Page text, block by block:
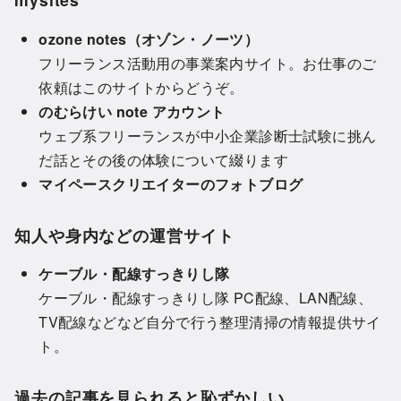
ozone notes（オゾン・ノーツ）
フリーランス活動用の事業案内サイト。お仕事のご
依頼はこのサイトからどうぞ。
のむらけい note アカウント
ウェブ系フリーランスが中小企業診断士試験に挑ん
だ話とその後の体験について綴ります
マイペースクリエイターのフォトブログ
知人や身内などの運営サイト
ケーブル・配線すっきりし隊
ケーブル・配線すっきりし隊 PC配線、LAN配線、
TV配線などなど自分で行う整理清掃の情報提供サイ
ト。